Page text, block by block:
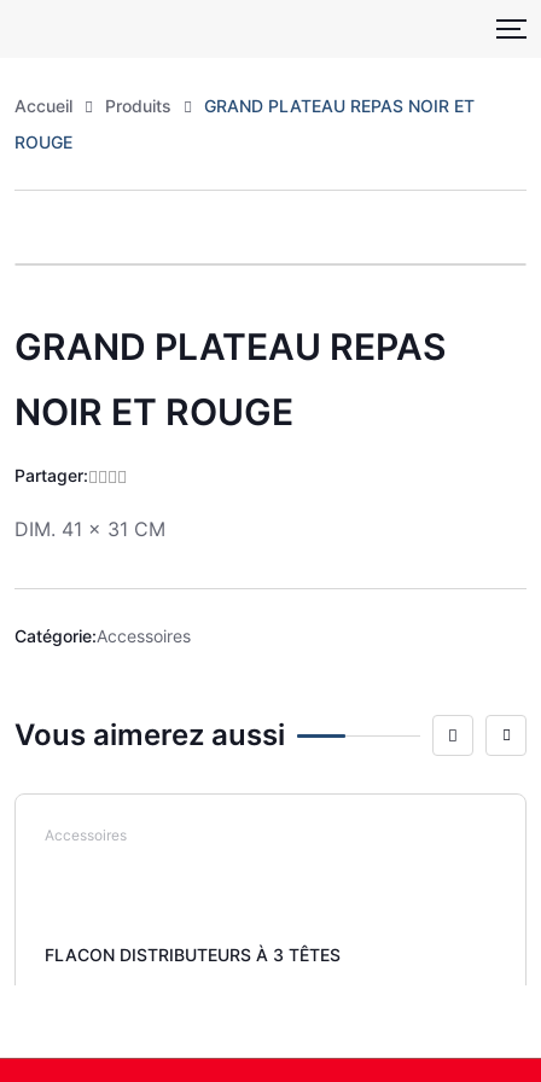
Accueil Produits
GRAND PLATEAU REPAS NOIR ET
ROUGE
GRAND PLATEAU REPAS
NOIR ET ROUGE
Partager:
DIM. 41 x 31 CM
Catégorie:Accessoires
Vous aimerez aussi
Accessoires
FLACON DISTRIBUTEURS À 3 TÊTES